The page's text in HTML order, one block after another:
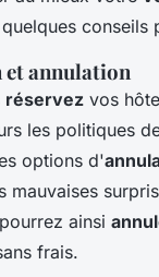
conseils
et annulation
réservez vos
les politiques
options d'
mauvaises
ainsi
frais.